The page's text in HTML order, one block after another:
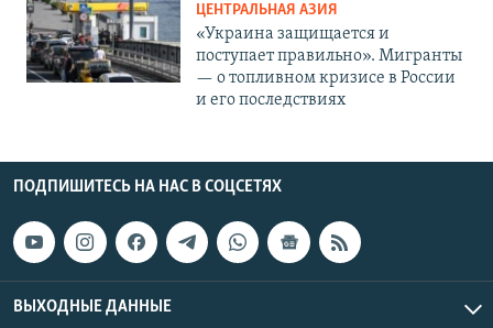
ЦЕНТРАЛЬНАЯ АЗИЯ
«Украина защищается и
поступает правильно». Мигранты
— о топливном кризисе в России
и его последствиях
ПОДПИШИТЕСЬ НА НАС В СОЦСЕТЯХ
ВЫХОДНЫЕ ДАННЫЕ